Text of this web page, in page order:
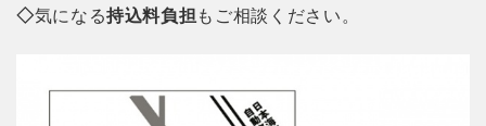
◇気になる持込料負担 もご相談ください。